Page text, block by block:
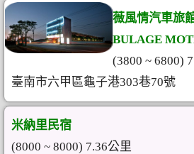
薇風情汽車旅
BULAGE
(3800 ~ 6800)
臺南市六甲區龜子港303巷70號
米納里民宿
(8000 ~ 8000) 7.36公里